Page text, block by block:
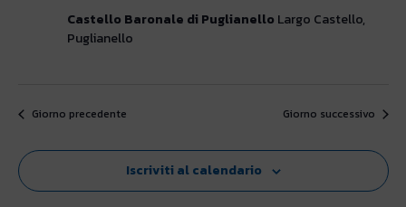
Castello Baronale di Puglianello Largo Castello,
Puglianello
Giorno precedente Giorno successivo
Iscriviti al calendario